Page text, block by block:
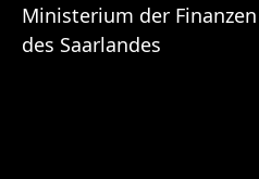
Ministerium der
des Saarlandes